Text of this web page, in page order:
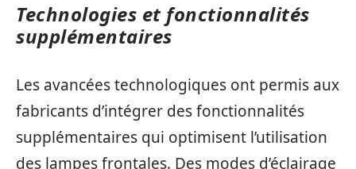
Technologies et fonctionnalités
supplémentaires
Les avancées technologiques ont permis aux
fabricants d’intégrer des fonctionnalités
supplémentaires qui optimisent l’utilisation
des lampes frontales. Des modes d’éclairage